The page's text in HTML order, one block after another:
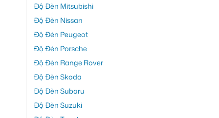
Độ Đèn Mitsubishi
Độ Đèn Nissan
Độ Đèn Peugeot
Độ Đèn Porsche
Độ Đèn Range Rover
Độ Đèn Skoda
Độ Đèn Subaru
Độ Đèn Suzuki